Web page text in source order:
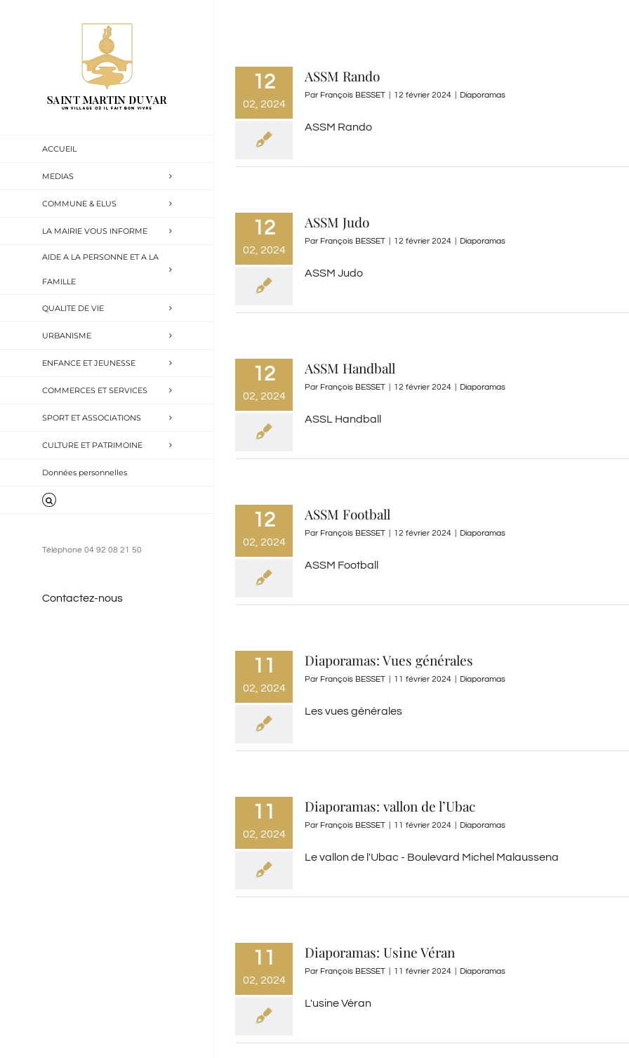
ACCUEIL
MEDIAS
COMMUNE & ELUS
LA MAIRIE VOUS INFORME
AIDE A LA PERSONNE ET A LA
FAMILLE
QUALITE DE VIE
URBANISME
ENFANCE ET JEUNESSE
COMMERCES ET SERVICES
SPORT ET ASSOCIATIONS
CULTURE ET PATRIMOINE
Données personnelles
Téléphone 04 92 08 21 50
Contactez-nous
12
02, 2024
ASSM Rando
Par François BESSET 12 février 2024 Diaporamas
ASSM Rando
12
02, 2024
ASSM Judo
Par François BESSET 12 février 2024 Diaporamas
ASSM Judo
12
02, 2024
ASSM Handball
Par François BESSET 12 février 2024 Diaporamas
ASSL Handball
12
02, 2024
ASSM Football
Par François BESSET 12 février 2024 Diaporamas
ASSM Football
11
02, 2024
Diaporamas: Vues générales
Par François BESSET 11 février 2024 Diaporamas
Les vues générales
11
02, 2024
Diaporamas: vallon de l’Ubac
Par François BESSET 11 février 2024 Diaporamas
Le vallon de l'Ubac - Boulevard Michel Malaussena
11
02, 2024
Diaporamas: Usine Véran
Par François BESSET 11 février 2024 Diaporamas
L'usine Véran